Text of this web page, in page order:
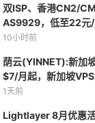
双ISP、香港CN2/
AS9929，低至22元/
10小时前
荫云(YINNET):新加
$7/月起，新加坡
1天前
Lightlayer 8月优惠